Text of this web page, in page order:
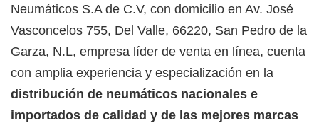
Neumáticos S.A de C.V, con domicilio en Av. José
Vasconcelos 755, Del Valle, 66220, San Pedro de la
Garza, N.L, empresa líder de venta en línea, cuenta
con amplia experiencia y especialización en la
distribución de neumáticos nacionales e
importados de calidad y de las mejores marcas